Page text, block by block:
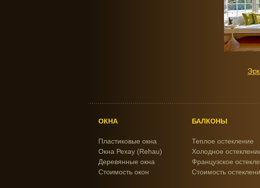
ОКНА
Пластиковые окна
Окна Рехау (Rehau)
Деревянные окна
Стоимость окон
БАЛКОНЫ
Теплое остекление
Холодное
Французское
Стоимость